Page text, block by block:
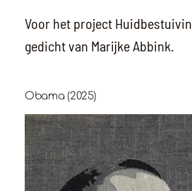
Voor het project
gedicht van Marijke Abbink.
Obama (2025)